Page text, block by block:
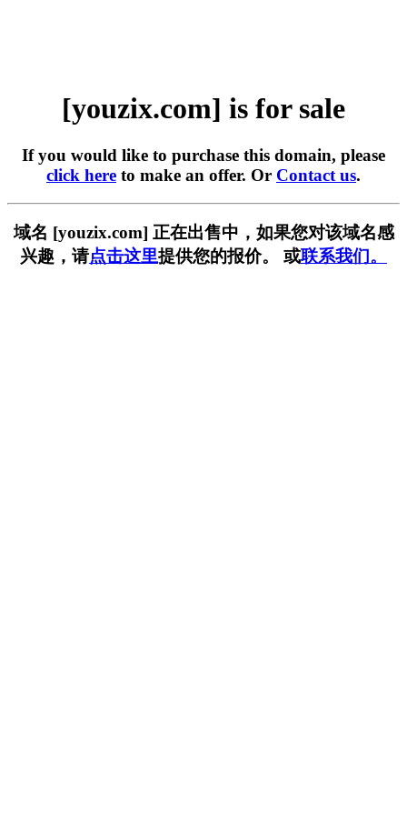
[youzix.com] is for sale
If you would like to purchase this domain, please
click here to make an offer. Or Contact us.
域名 [youzix.com] 正在出售中，如果您对该域名感
兴趣，请点击这里提供您的报价。 或联系我们。